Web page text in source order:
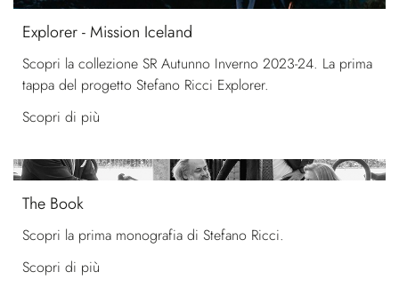
Explorer - Mission Iceland
Scopri la collezione SR Autunno Inverno 2023-24. La prima
tappa del progetto Stefano Ricci Explorer.
Scopri di più
The Book
Scopri la prima monografia di Stefano Ricci.
Scopri di più